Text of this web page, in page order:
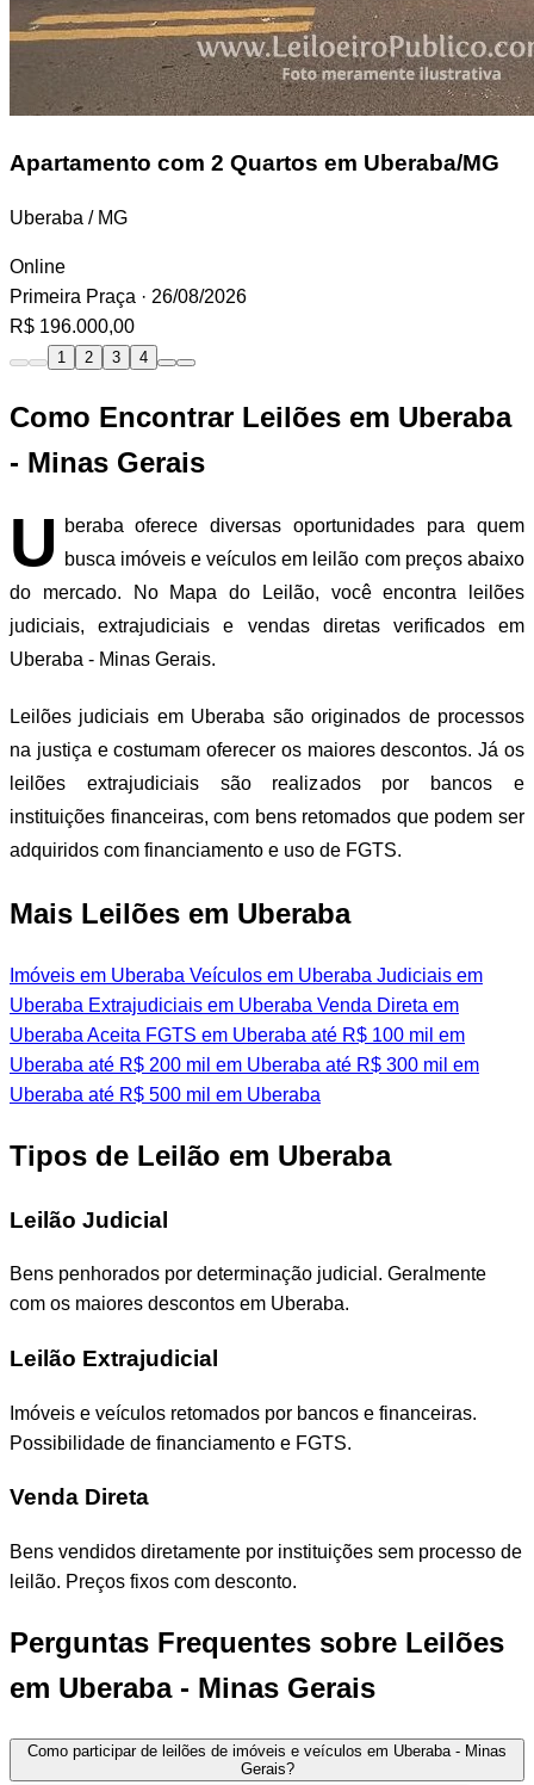
Apartamento com 2 Quartos em Uberaba/MG
Uberaba / MG
Online
Primeira Praça · 26/08/2026
R$ 196.000,00
1 2 3 4
Como Encontrar Leilões em Uberaba
- Minas Gerais
U
beraba oferece diversas oportunidades para quem
busca imóveis e veículos em leilão com preços abaixo
do mercado. No Mapa do Leilão, você encontra leilões
judiciais, extrajudiciais e vendas diretas verificados em
Uberaba - Minas Gerais.
Leilões judiciais em Uberaba são originados de processos
na justiça e costumam oferecer os maiores descontos. Já os
leilões extrajudiciais são realizados por bancos e
instituições financeiras, com bens retomados que podem ser
adquiridos com financiamento e uso de FGTS.
Mais Leilões em Uberaba
Imóveis em Uberaba Veículos em Uberaba Judiciais em
Uberaba Extrajudiciais em Uberaba Venda Direta em
Uberaba Aceita FGTS em Uberaba até R$ 100 mil em
Uberaba até R$ 200 mil em Uberaba até R$ 300 mil em
Uberaba até R$ 500 mil em Uberaba
Tipos de Leilão em Uberaba
Leilão Judicial
Bens penhorados por determinação judicial. Geralmente
com os maiores descontos em Uberaba.
Leilão Extrajudicial
Imóveis e veículos retomados por bancos e financeiras.
Possibilidade de financiamento e FGTS.
Venda Direta
Bens vendidos diretamente por instituições sem processo de
leilão. Preços fixos com desconto.
Perguntas Frequentes sobre Leilões
em Uberaba - Minas Gerais
Como participar de leilões de imóveis e veículos em Uberaba - Minas
Gerais?